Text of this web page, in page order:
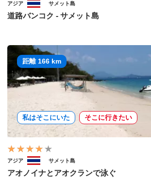
アジア サメット島
道路バンコク - サメット島
距離 166 km
私はそこにいた そこに行きたい
アジア サメット島
アオノイナとアオクランで泳ぐ